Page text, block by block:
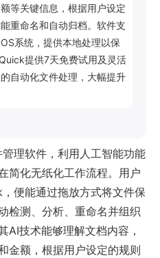
等关键信息，根据用户设定
重命名和自动归档。软件支
系统，提供本地处理以保
提供7天免费试用及灵活
自动化文件处理，大幅提升
理软件，利用人工智能功能
简化无纸化工作流程。用户
便能通过拖放方式将文件保
检测、分析、重命名并组织
AI技术能够理解文档内容，
金额，根据用户设定的规则